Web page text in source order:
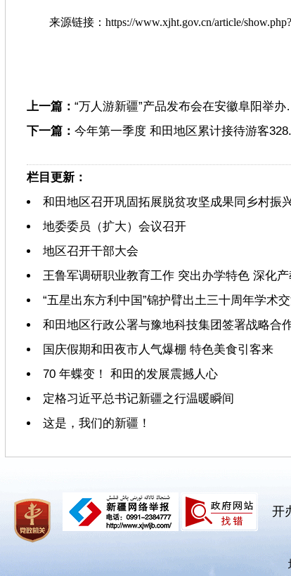
来源链接：https://www.xjht.gov.cn/article/
上一篇： “万人游新疆”产品发布会在安徽阜阳举
下一篇： 今年第一季度 和田地区累计接待游客
栏目更新：
和田地区召开巩固拓展脱贫攻坚成果同乡村振
地委委员（扩大）会议召开
地区召开干部大会
王鲁军调研职业教育工作 突出办学特色 深化
“五星出东方利中国”锦护臂出土三十周年学术
和田地区行政公署与豫地科技集团签署战略合
国庆假期和田夜市人气爆棚 特色美食引客来
70 年蝶变！ 和田的发展震撼人心
定格习近平总书记新疆之行温暖瞬间
这是，我们的新疆！
开